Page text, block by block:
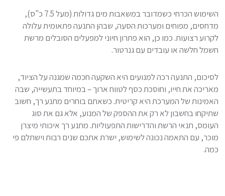
השימוש הכרחי כשמדובר במשאבות מים גדולות (מעל 7.5 כ"ס),
מדחסים, מפוחים ומערכות הסעה, שבהן התנעה פתאומית עלולה
לקרוע רצועות. כמו כן, הוא פתרון חיוני למפעלים הסובלים מרשת
חשמל חלשה או עובדים עם גנרטור.
לסיכום, התנעה רכה למנועים היא השקעה חכמה שמגנה על הציוד,
מאריכה את חייו, וחוסכת כסף לטווח ארוך – במיוחד בתעשייה, שבה
האמינות של המערכת היא קריטית. כשאתם בוחרים מתנע רך, חשוב
שתיקחו בחשבון לא רק את ההספק של המנוע, אלא גם את סוג
העומס, תנאי הרשת והדרישות התפעוליות. מתנע רך איכותי מיצרן
מוכר, עם התאמה נכונה לשימוש, ישרת אתכם שנים רבות וישתלם פי
כמה.